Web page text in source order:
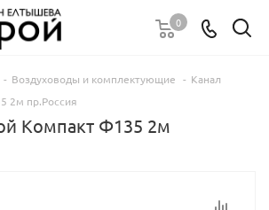
0
- Воздуховоды и комплектующие - Канал
2м пр.Россия
Компакт Ф135 2м